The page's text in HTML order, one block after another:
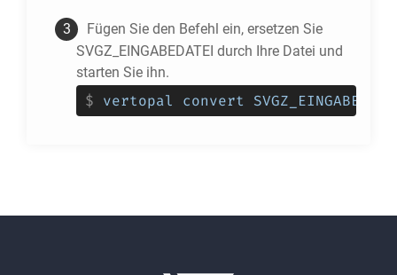
Fügen Sie den Befehl ein, ersetzen Sie
SVGZ_EINGABEDATEI durch Ihre Datei und
starten Sie ihn.
$ vertopal convert